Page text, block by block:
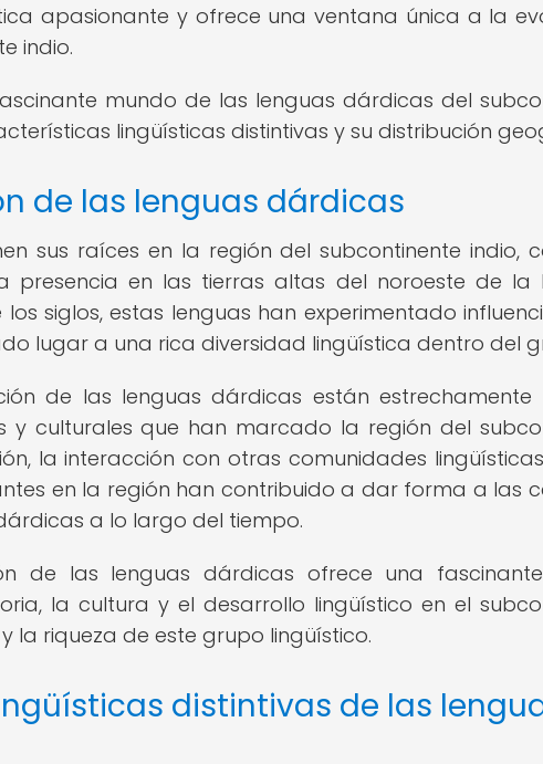
apasionante y ofrece una ventana única a la
indio.
mundo de las lenguas dárdicas del
lingüísticas distintivas y su distribución
de las lenguas dárdicas
sus raíces en la región del subcontinente indio,
presencia en las tierras altas del noroeste de la
siglos, estas lenguas han experimentado
lugar a una rica diversidad lingüística dentro del
de las lenguas dárdicas están
y culturales que han marcado la región del
la interacción con otras comunidades
en la región han contribuido a dar forma a las
a lo largo del tiempo.
de las lenguas dárdicas ofrece una
la cultura y el desarrollo lingüístico en el
la riqueza de este grupo lingüístico.
distintivas de las